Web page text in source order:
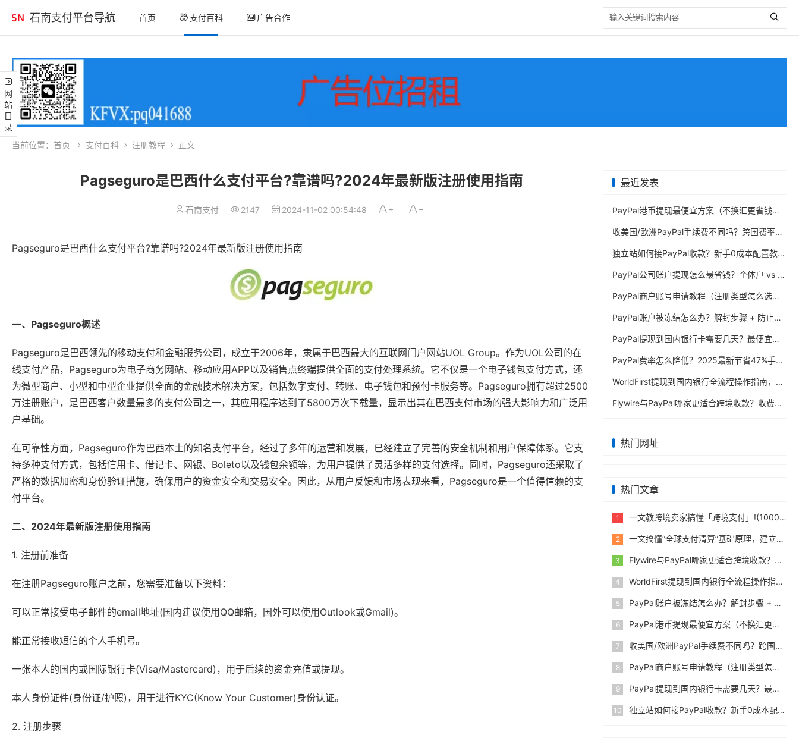
石南支付平台导航 首页 支付百科 广告合作
网站目录
当前位置： 首页 支付百科 注册教程 正文
Pagseguro是巴西什么支付平台?靠谱吗?2024年最新版注册使用指南
石南支付 2147 2024-11-02 00:54:48
Pagseguro是巴西什么支付平台?靠谱吗?2024年最新版注册使用指南
一、Pagseguro概述
Pagseguro是巴西领先的移动支付和金融服务公司，成立于2006年，隶属于巴西最大的互联网门户网站UOL Group。作为UOL公司的在
线支付产品，Pagseguro为电子商务网站、移动应用APP以及销售点终端提供全面的支付处理系统。它不仅是一个电子钱包支付方式，还
为微型商户、小型和中型企业提供全面的金融技术解决方案，包括数字支付、转账、电子钱包和预付卡服务等。Pagseguro拥有超过2500
万注册账户，是巴西客户数量最多的支付公司之一，其应用程序达到了5800万次下载量，显示出其在巴西支付市场的强大影响力和广泛用
户基础。
在可靠性方面，Pagseguro作为巴西本土的知名支付平台，经过了多年的运营和发展，已经建立了完善的安全机制和用户保障体系。它支
持多种支付方式，包括信用卡、借记卡、网银、Boleto以及钱包余额等，为用户提供了灵活多样的支付选择。同时，Pagseguro还采取了
严格的数据加密和身份验证措施，确保用户的资金安全和交易安全。因此，从用户反馈和市场表现来看，Pagseguro是一个值得信赖的支
付平台。
二、2024年最新版注册使用指南
1. 注册前准备
在注册Pagseguro账户之前，您需要准备以下资料：
可以正常接受电子邮件的email地址(国内建议使用QQ邮箱，国外可以使用Outlook或Gmail)。
能正常接收短信的个人手机号。
一张本人的国内或国际银行卡(Visa/Mastercard)，用于后续的资金充值或提现。
本人身份证件(身份证/护照)，用于进行KYC(Know Your Customer)身份认证。
2. 注册步骤
最近发表
PayPal港币提现最便宜方案（不换汇更省钱）
收美国/欧洲PayPal手续费不同吗？跨国费率表曝光
独立站如何接PayPal收款？新手0成本配置教程
PayPal公司账户提现怎么最省钱？个体户 vs 公司对比
PayPal商户账号申请教程（注册类型怎么选？避坑指南）
PayPal账户被冻结怎么办？解封步骤 + 防止再次限制指南
PayPal提现到国内银行卡需要几天？最便宜的方法公布
PayPal费率怎么降低？2025最新节省47%手续费方案
WorldFirst提现到国内银行全流程操作指南，卖家必读完整攻略
Flywire与PayPal哪家更适合跨境收款？收费到账体验全面评测
热门网址
热门文章
1 一文教跨境卖家搞懂「跨境支付」!(10000字)
2 一文搞懂“全球支付清算”基础原理，建立跨境支付底层认知
3 Flywire与PayPal哪家更适合跨境收款？收费到账体验全面评测
4 WorldFirst提现到国内银行全流程操作指南，卖家必读完整攻略
5 PayPal账户被冻结怎么办？解封步骤 + 防止再次限制指南
6 PayPal港币提现最便宜方案（不换汇更省钱）
7 收美国/欧洲PayPal手续费不同吗？跨国费率表曝光
8 PayPal商户账号申请教程（注册类型怎么选？避坑指南）
9 PayPal提现到国内银行卡需要几天？最便宜的方法公布
10 独立站如何接PayPal收款？新手0成本配置教程